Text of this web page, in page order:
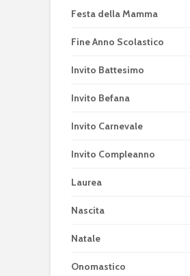
Festa della Mamma
Fine Anno Scolastico
Invito Battesimo
Invito Befana
Invito Carnevale
Invito Compleanno
Laurea
Nascita
Natale
Onomastico